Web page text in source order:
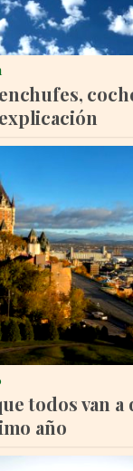
todos van a
año